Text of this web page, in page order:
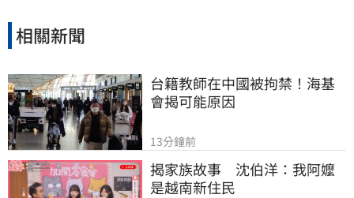
相關新聞
台籍教師在中國被拘禁！海基
會揭可能原因
13分鐘前
揭家族故事　沈伯洋：我阿嬤
是越南新住民